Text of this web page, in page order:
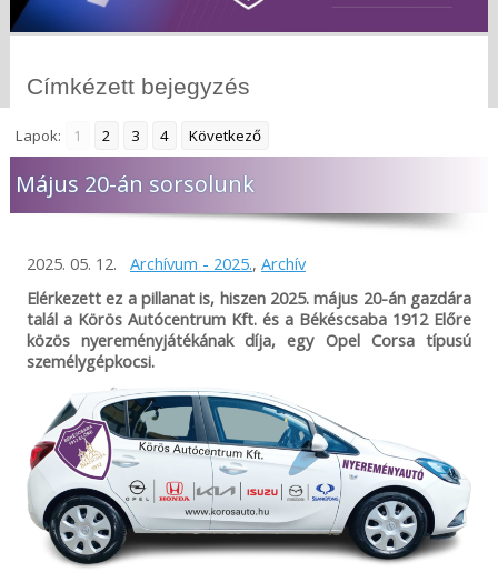
Címkézett bejegyzés
Lapok: 1 2 3 4 Következő
Május 20-án sorsolunk
2025. 05. 12. Archívum - 2025., Archív
Elérkezett ez a pillanat is, hiszen 2025. május 20-án gazdára
talál a Körös Autócentrum Kft. és a Békéscsaba 1912 Előre
közös nyereményjátékának díja, egy Opel Corsa típusú
személygépkocsi.